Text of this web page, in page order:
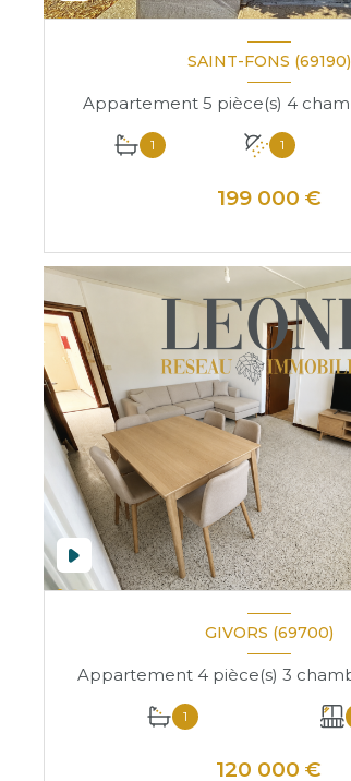
SAINT-FONS (69190)
1 1
199 000 €
GIVORS (69700)
1
120 000 €